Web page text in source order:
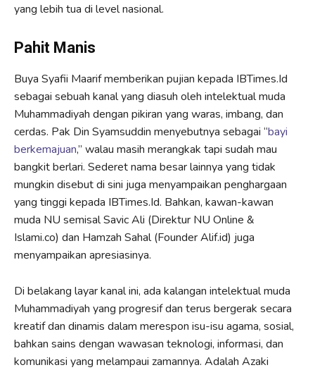
yang lebih tua di level nasional.
Pahit Manis
Buya Syafii Maarif memberikan pujian kepada IBTimes.Id
sebagai sebuah kanal yang diasuh oleh intelektual muda
Muhammadiyah dengan pikiran yang waras, imbang, dan
cerdas. Pak Din Syamsuddin menyebutnya sebagai “bayi
berkemajuan,” walau masih merangkak tapi sudah mau
bangkit berlari. Sederet nama besar lainnya yang tidak
mungkin disebut di sini juga menyampaikan penghargaan
yang tinggi kepada IBTimes.Id. Bahkan, kawan-kawan
muda NU semisal Savic Ali (Direktur NU Online &
Islami.co) dan Hamzah Sahal (Founder Alif.id) juga
menyampaikan apresiasinya.
Di belakang layar kanal ini, ada kalangan intelektual muda
Muhammadiyah yang progresif dan terus bergerak secara
kreatif dan dinamis dalam merespon isu-isu agama, sosial,
bahkan sains dengan wawasan teknologi, informasi, dan
komunikasi yang melampaui zamannya. Adalah Azaki